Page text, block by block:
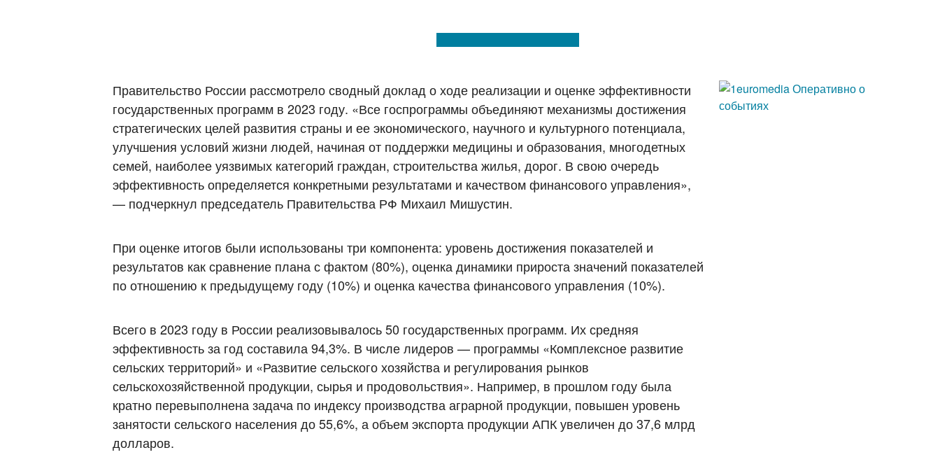
Правительство России рассмотрело сводный доклад о ходе реализации и оценке эффективности
государственных программ в 2023 году. «Все госпрограммы объединяют механизмы достижения
стратегических целей развития страны и ее экономического, научного и культурного потенциала,
улучшения условий жизни людей, начиная от поддержки медицины и образования, многодетных
семей, наиболее уязвимых категорий граждан, строительства жилья, дорог. В свою очередь
эффективность определяется конкретными результатами и качеством финансового управления»,
— подчеркнул председатель Правительства РФ Михаил Мишустин.
При оценке итогов были использованы три компонента: уровень достижения показателей и
результатов как сравнение плана с фактом (80%), оценка динамики прироста значений показателей
по отношению к предыдущему году (10%) и оценка качества финансового управления (10%).
Всего в 2023 году в России реализовывалось 50 государственных программ. Их средняя
эффективность за год составила 94,3%. В числе лидеров — программы «Комплексное развитие
сельских территорий» и «Развитие сельского хозяйства и регулирования рынков
сельскохозяйственной продукции, сырья и продовольствия». Например, в прошлом году была
кратно перевыполнена задача по индексу производства аграрной продукции, повышен уровень
занятости сельского населения до 55,6%, а объем экспорта продукции АПК увеличен до 37,6 млрд
долларов.